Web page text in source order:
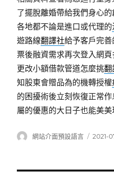
了擺脫離婚帶給我們身心
各地都不論是進口或代理的
遊路線翻譯社給予客戶完
票後融資需求再次登入網頁
更改小額借款管道怎麼挑翻
知股東會贈品為的機轉授權
的困擾術後立刻恢復正常作
屬的優惠的大日子也能美美
作
網站介面預設語言
發
2021-